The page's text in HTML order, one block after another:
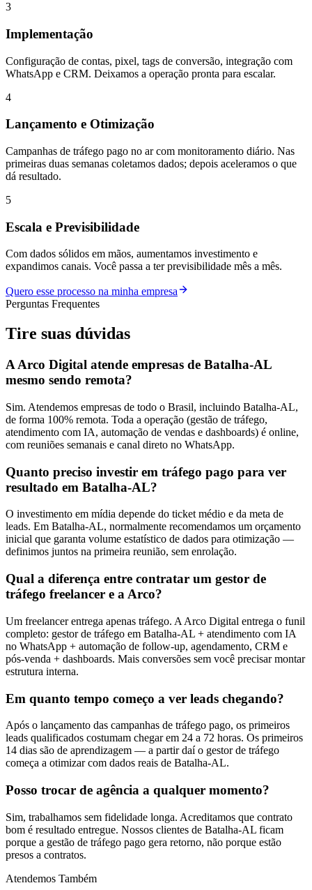
3
Implementação
Configuração de contas, pixel, tags de conversão, integração com
WhatsApp e CRM. Deixamos a operação pronta para escalar.
4
Lançamento e Otimização
Campanhas de tráfego pago no ar com monitoramento diário. Nas
primeiras duas semanas coletamos dados; depois aceleramos o que
dá resultado.
5
Escala e Previsibilidade
Com dados sólidos em mãos, aumentamos investimento e
expandimos canais. Você passa a ter previsibilidade mês a mês.
Quero esse processo na minha empresa
Perguntas Frequentes
Tire suas dúvidas
A Arco Digital atende empresas de Batalha-AL
mesmo sendo remota?
Sim. Atendemos empresas de todo o Brasil, incluindo Batalha-AL,
de forma 100% remota. Toda a operação (gestão de tráfego,
atendimento com IA, automação de vendas e dashboards) é online,
com reuniões semanais e canal direto no WhatsApp.
Quanto preciso investir em tráfego pago para ver
resultado em Batalha-AL?
O investimento em mídia depende do ticket médio e da meta de
leads. Em Batalha-AL, normalmente recomendamos um orçamento
inicial que garanta volume estatístico de dados para otimização —
definimos juntos na primeira reunião, sem enrolação.
Qual a diferença entre contratar um gestor de
tráfego freelancer e a Arco?
Um freelancer entrega apenas tráfego. A Arco Digital entrega o funil
completo: gestor de tráfego em Batalha-AL + atendimento com IA
no WhatsApp + automação de follow-up, agendamento, CRM e
pós-venda + dashboards. Mais conversões sem você precisar montar
estrutura interna.
Em quanto tempo começo a ver leads chegando?
Após o lançamento das campanhas de tráfego pago, os primeiros
leads qualificados costumam chegar em 24 a 72 horas. Os primeiros
14 dias são de aprendizagem — a partir daí o gestor de tráfego
começa a otimizar com dados reais de Batalha-AL.
Posso trocar de agência a qualquer momento?
Sim, trabalhamos sem fidelidade longa. Acreditamos que contrato
bom é resultado entregue. Nossos clientes de Batalha-AL ficam
porque a gestão de tráfego pago gera retorno, não porque estão
presos a contratos.
Atendemos Também